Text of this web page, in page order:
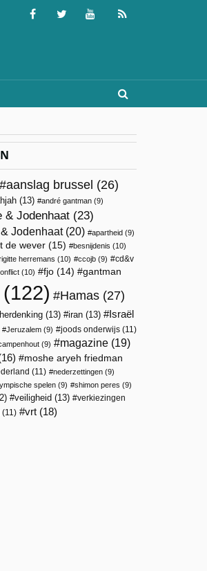
aanslag brussel (26)
(13) andré gantman (9)
& Jodenhaat (23)
Jodenhaat(20) apartheid (9)
de wever (15) besnijdenis (10)
herremans (10) ccojb (9)
cd&v
(10) fjo (14) gantman
Hamas (27)
herdenking (13) iran (13)
Israël
Jeruzalem (9) joods onderwijs (11)
(9) magazine (19)
moshe aryeh friedman
(11) nederzettingen (9)
spelen (9) shimon peres (9)
veiligheid (13)
verkiezingen
(11) vrt (18)